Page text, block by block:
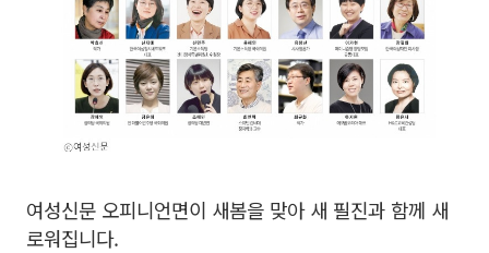
여성신문 오피니언면이 새봄을 맞아 새 필진과 함께 새
로워집니다.